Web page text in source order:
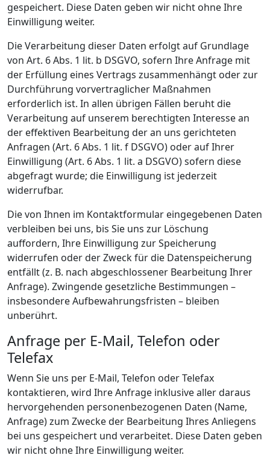
gespeichert. Diese Daten geben wir nicht ohne Ihre
Einwilligung weiter.
Die Verarbeitung dieser Daten erfolgt auf Grundlage
von Art. 6 Abs. 1 lit. b DSGVO, sofern Ihre Anfrage mit
der Erfüllung eines Vertrags zusammenhängt oder zur
Durchführung vorvertraglicher Maßnahmen
erforderlich ist. In allen übrigen Fällen beruht die
Verarbeitung auf unserem berechtigten Interesse an
der effektiven Bearbeitung der an uns gerichteten
Anfragen (Art. 6 Abs. 1 lit. f DSGVO) oder auf Ihrer
Einwilligung (Art. 6 Abs. 1 lit. a DSGVO) sofern diese
abgefragt wurde; die Einwilligung ist jederzeit
widerrufbar.
Die von Ihnen im Kontaktformular eingegebenen Daten
verbleiben bei uns, bis Sie uns zur Löschung
auffordern, Ihre Einwilligung zur Speicherung
widerrufen oder der Zweck für die Datenspeicherung
entfällt (z. B. nach abgeschlossener Bearbeitung Ihrer
Anfrage). Zwingende gesetzliche Bestimmungen –
insbesondere Aufbewahrungsfristen – bleiben
unberührt.
Anfrage per E-Mail, Telefon oder
Telefax
Wenn Sie uns per E-Mail, Telefon oder Telefax
kontaktieren, wird Ihre Anfrage inklusive aller daraus
hervorgehenden personenbezogenen Daten (Name,
Anfrage) zum Zwecke der Bearbeitung Ihres Anliegens
bei uns gespeichert und verarbeitet. Diese Daten geben
wir nicht ohne Ihre Einwilligung weiter.